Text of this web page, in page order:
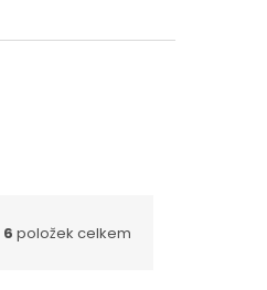
6 položek celkem